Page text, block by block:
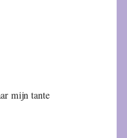
mijn tante